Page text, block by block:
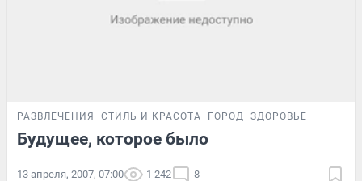
РАЗВЛЕЧЕНИЯ СТИЛЬ И КРАСОТА ГОРОД ЗДОРОВЬЕ
Будущее, которое было
13 апреля, 2007, 07:00 1 242 8